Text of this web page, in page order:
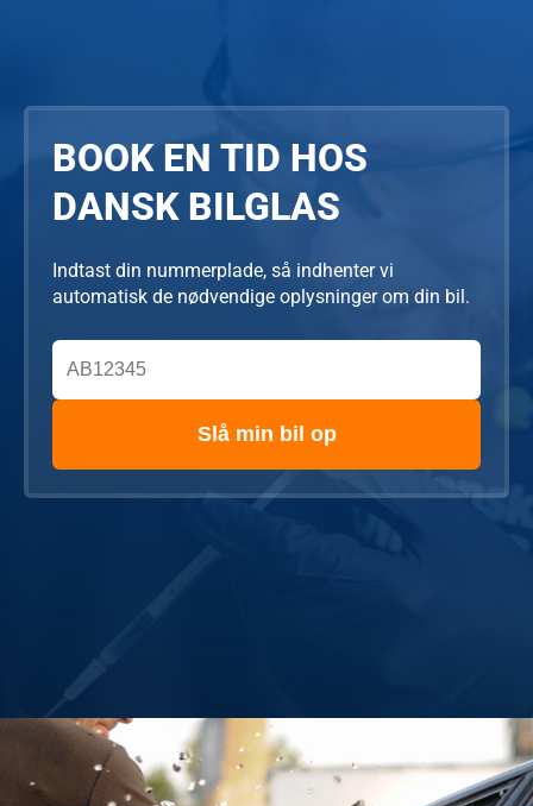
BOOK EN TID HOS
DANSK BILGLAS
Indtast din nummerplade, så indhenter vi
automatisk de nødvendige oplysninger om din bil.
Slå min bil op